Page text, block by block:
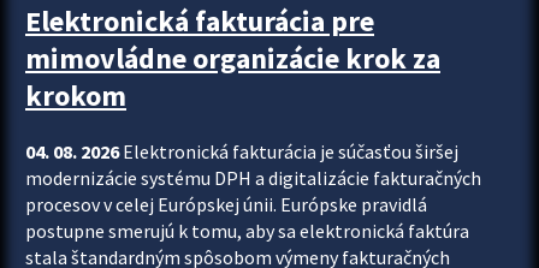
Elektronická fakturácia pre
mimovládne organizácie krok za
krokom
04. 08. 2026Elektronická fakturácia je súčasťou širšej
modernizácie systému DPH a digitalizácie fakturačných
procesov v celej Európskej únii. Európske pravidlá
postupne smerujú k tomu, aby sa elektronická faktúra
stala štandardným spôsobom výmeny fakturačných